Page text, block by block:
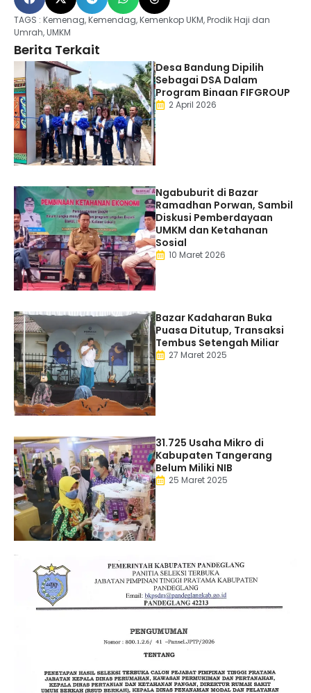
TAGS : Kemenag,Kemendag,Kemenkop UKM,Prodik Haji dan
Umrah,UMKM
Berita Terkait
Desa Bandung Dipilih
Sebagai DSA Dalam
Program Binaan FIFGROUP
2 April 2026
Ngabuburit di Bazar
Ramadhan Porwan, Sambil
Diskusi Pemberdayaan
UMKM dan Ketahanan
Sosial
10 Maret 2026
Bazar Kadaharan Buka
Puasa Ditutup, Transaksi
Tembus Setengah Miliar
27 Maret 2025
31.725 Usaha Mikro di
Kabupaten Tangerang
Belum Miliki NIB
25 Maret 2025